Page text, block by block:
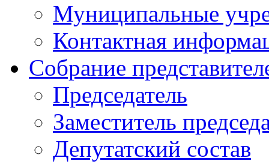
Муниципальные
Контактная
Собрание
Председатель
Заместитель
Депутатский состав